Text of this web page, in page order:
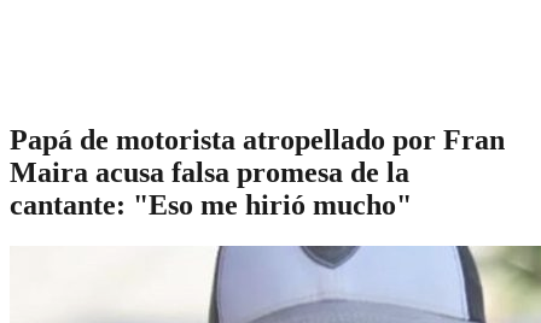
Papá de motorista atropellado por Fran
Maira acusa falsa promesa de la
cantante: "Eso me hirió mucho"